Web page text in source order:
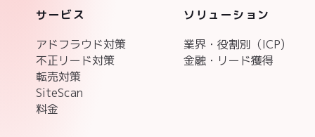
サービス
アドフラウド対策
不正リード対策
転売対策
SiteScan
料金
ソリューション
業界・役割別（ICP)
金融・リード獲得